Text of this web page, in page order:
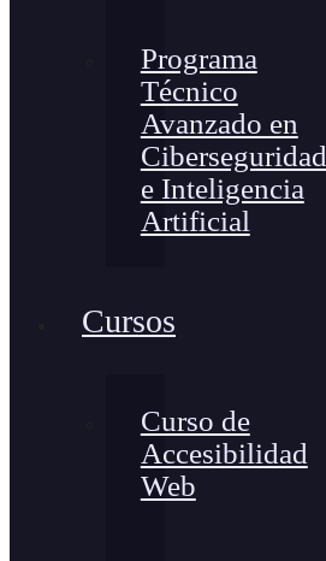
Programa
Técnico
Avanzado en
Ciberseguridad
e Inteligencia
Artificial
Cursos
Curso de
Accesibilidad
Web